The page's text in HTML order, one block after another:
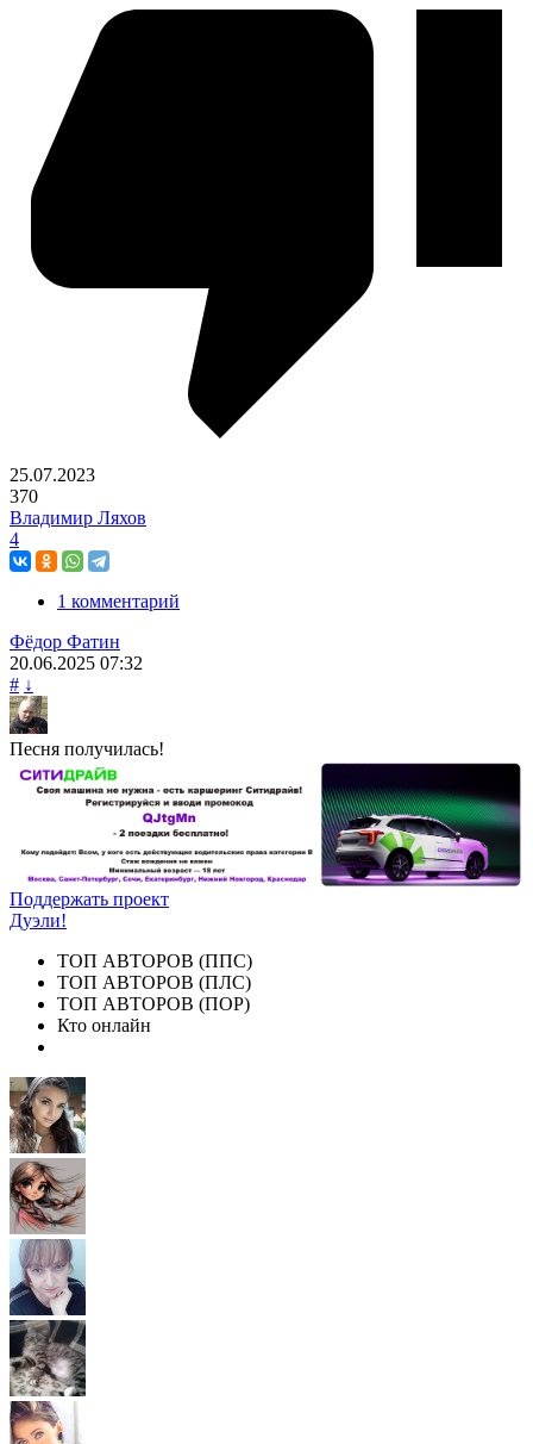
25.07.2023
370
Владимир Ляхов
4
1 комментарий
Фёдор Фатин
20.06.2025 07:32
# ↓
Песня получилась!
Поддержать проект
Дуэли!
ТОП АВТОРОВ (ППС)
ТОП АВТОРОВ (ПЛС)
ТОП АВТОРОВ (ПОР)
Кто онлайн